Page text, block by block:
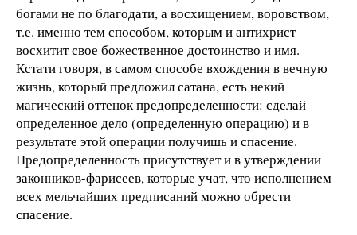
богами не по благодати, а восхищением, воровством,
т.е. именно тем способом, которым и антихрист
восхитит свое божественное достоинство и имя.
Кстати говоря, в самом способе вхождения в вечную
жизнь, который предложил сатана, есть некий
магический оттенок предопределенности: сделай
определенное дело (определенную операцию) и в
результате этой операции получишь и спасение.
Предопределенность присутствует и в утверждении
законников-фарисеев, которые учат, что исполнением
всех мельчайших предписаний можно обрести
спасение.